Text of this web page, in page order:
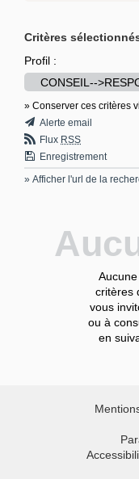
Critères
Profil :
CONSEIL--
» Conserver ces critères
Alerte email
Flux RSS
Enregistrement
» Afficher l'url de la
critères
vous
ou à
en